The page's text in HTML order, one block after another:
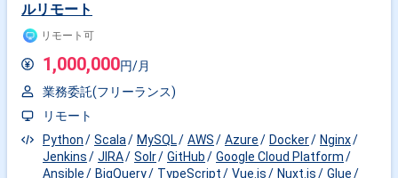
ルリモート
リモート可
1,000,000円/月
業務委託(フリーランス)
リモート
Python
Scala MySQL AWS Azure Docker
Nginx
Jenkins
JIRA Solr GitHub
Google Cloud Platform
Ansible
BigQuery TypeScript Vue.js Nuxt.js
Glue